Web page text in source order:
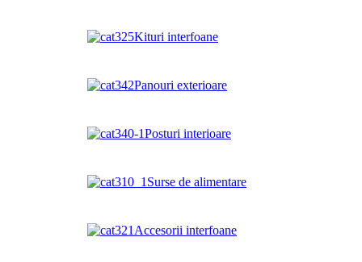
Kituri interfoane
Panouri exterioare
Posturi interioare
Surse de alimentare
Accesorii interfoane